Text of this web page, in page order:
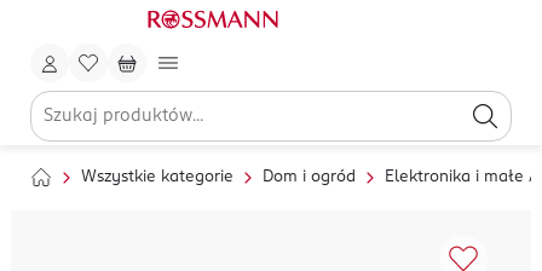
Wszystkie kategorie Dom i ogród Elektronika i małe